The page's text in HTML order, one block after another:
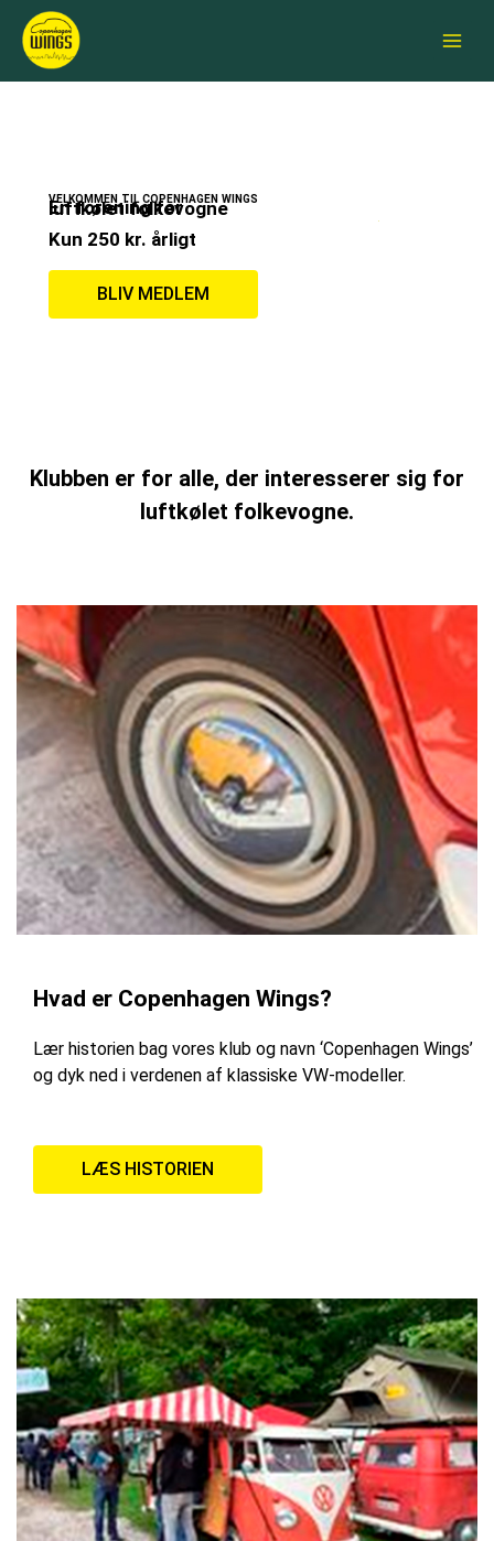
content
Menu
VELKOMMEN TIL COPENHAGEN WINGS
En forening for luftkølet folkevogne
Kun 250 kr. årligt
BLIV MEDLEM
Klubben er for alle, der interesserer sig for
luftkølet folkevogne.
Hvad er Copenhagen Wings?
Lær historien bag vores klub og navn ‘Copenhagen Wings’
og dyk ned i verdenen af klassiske VW-modeller.
LÆS HISTORIEN